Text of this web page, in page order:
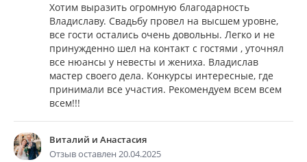
Хотим выразить огромную благодарность
Владиславу. Свадьбу провел на высшем уровне,
все гости остались очень довольны. Легко и не
принужденно шел на контакт с гостями , уточнял
все нюансы у невесты и жениха. Владислав
мастер своего дела. Конкурсы интересные, где
принимали все участия. Рекомендуем всем всем
всем!!!
Виталий и Анастасия
Отзыв оставлен 20.04.2025